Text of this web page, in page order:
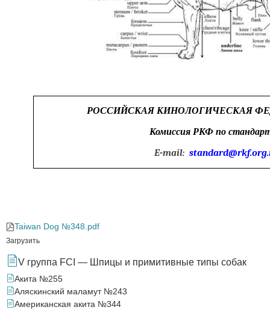
РОССИЙСКАЯ КИНОЛОГИЧЕСКАЯ
Комиссия РКФ по
E-mail:
Taiwan Dog №348.pdf
Загрузить
V группа FCI — Шпицы и примитивные типы собак
Акита №255
Аляскинский маламут №243
Американская акита №344